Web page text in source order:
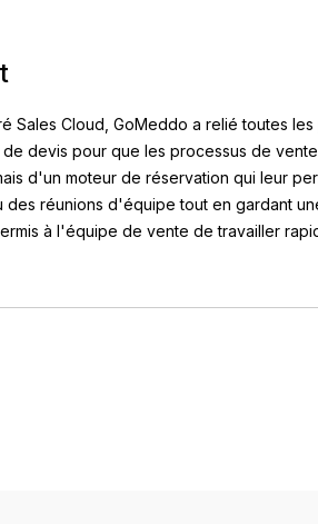
Sales Cloud, GoMeddo a relié toutes
devis pour que les processus de
d'un moteur de réservation qui leur
des réunions d'équipe tout en gardant
à l'équipe de vente de travailler